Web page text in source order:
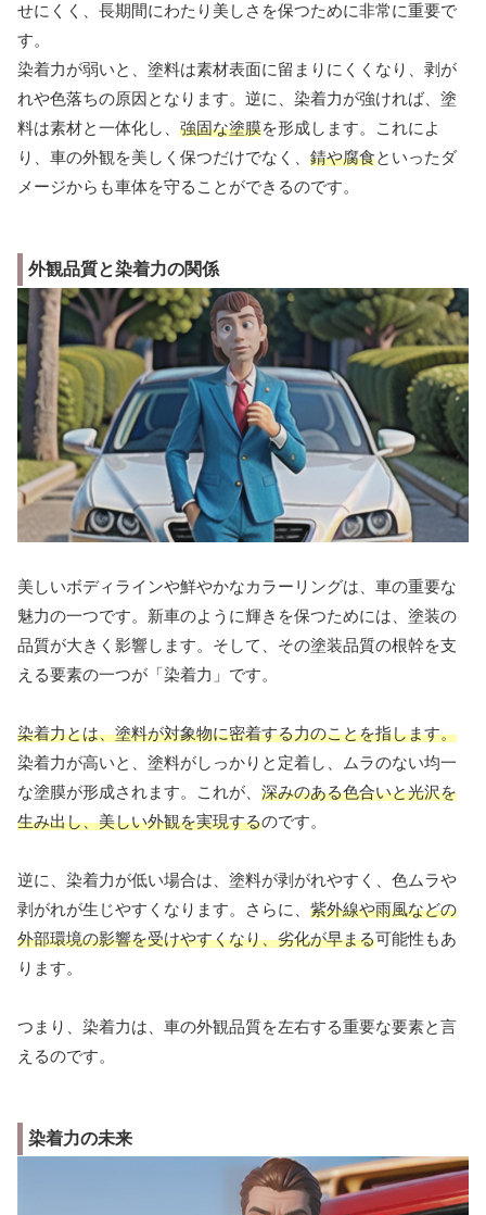
せにくく、長期間にわたり美しさを保つために非常に重要で
す。
染着力が弱いと、塗料は素材表面に留まりにくくなり、剥が
れや色落ちの原因となります。逆に、染着力が強ければ、塗
料は素材と一体化し、 強固な塗膜を形成します。これによ
り、車の外観を美しく保つだけでなく、 錆や腐食といったダ
メージからも車体を守ることができるのです。
外観品質と染着力の関係
美しいボディラインや鮮やかなカラーリングは、車の重要な
魅力の一つです。新車のように輝きを保つためには、塗装の
品質が大きく影響します。そして、その塗装品質の根幹を支
える要素の一つが「染着力」です。
染着力とは、塗料が対象物に密着する力のことを指します。
染着力が高いと、塗料がしっかりと定着し、ムラのない均一
な塗膜が形成されます。これが、 深みのある色合いと光沢を
生み出し、美しい外観を実現するのです。
逆に、染着力が低い場合は、塗料が剥がれやすく、色ムラや
剥がれが生じやすくなります。さらに、 紫外線や雨風などの
外部環境の影響を受けやすくなり、劣化が早まる可能性もあ
ります。
つまり、染着力は、車の外観品質を左右する重要な要素と言
えるのです。
染着力の未来